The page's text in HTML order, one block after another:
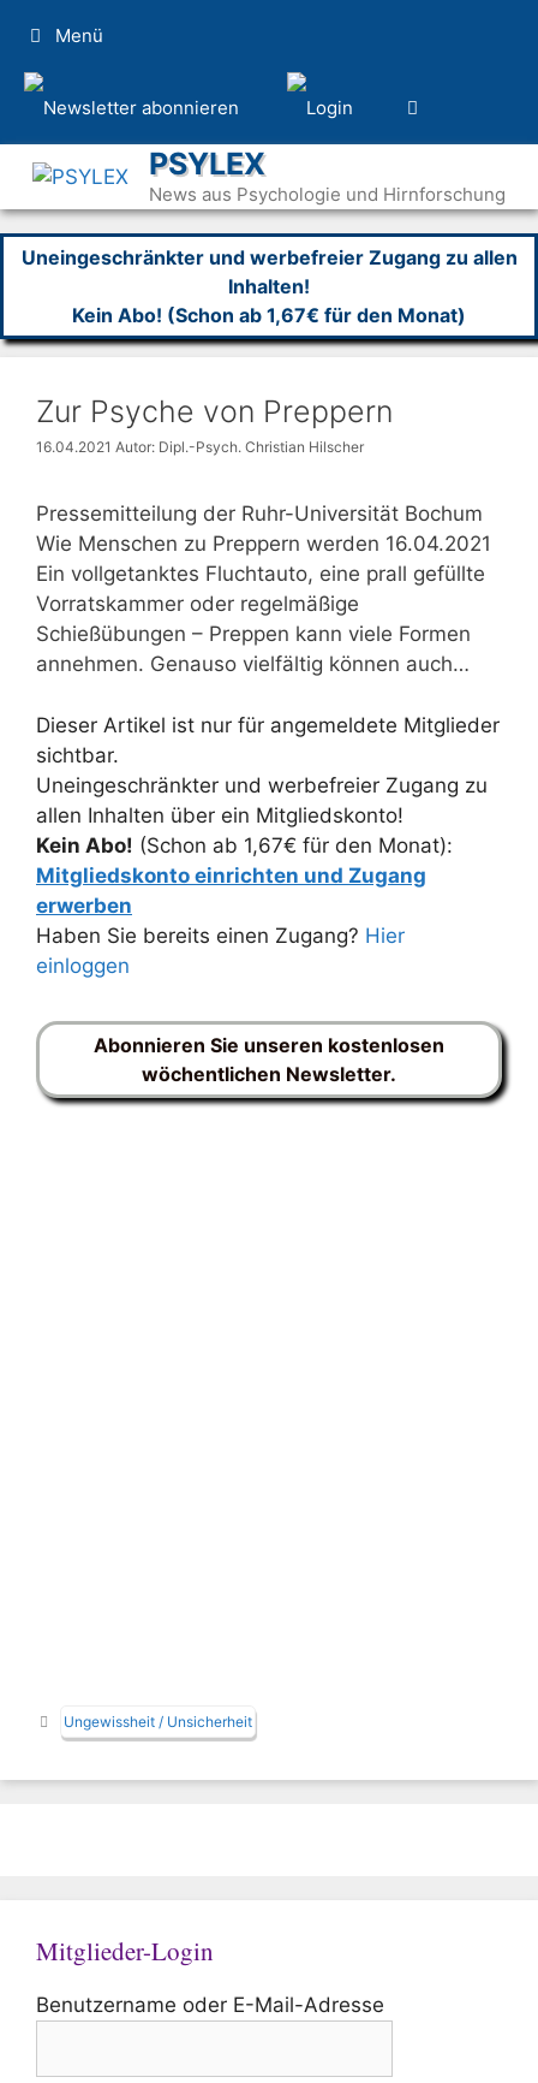
Inhalt
springen
Menü
PSYLEX
News aus Psychologie und Hirnforschung
Uneingeschränkter und werbefreier Zugang zu allen
Inhalten!
Kein Abo! (Schon ab 1,67€ für den Monat)
Zur Psyche von Preppern
16.04.2021 Autor: Dipl.-Psych. Christian Hilscher
Pressemitteilung der Ruhr-Universität Bochum
Wie Menschen zu Preppern werden 16.04.2021
Ein vollgetanktes Fluchtauto, eine prall gefüllte
Vorratskammer oder regelmäßige
Schießübungen – Preppen kann viele Formen
annehmen. Genauso vielfältig können auch…
Dieser Artikel ist nur für angemeldete Mitglieder
sichtbar.
Uneingeschränkter und werbefreier Zugang zu
allen Inhalten über ein Mitgliedskonto!
Kein Abo! (Schon ab 1,67€ für den Monat):
Mitgliedskonto einrichten und Zugang
erwerben
Haben Sie bereits einen Zugang? Hier
einloggen
Abonnieren Sie unseren kostenlosen
wöchentlichen Newsletter.
Schlagwörter
Ungewissheit / Unsicherheit
Mitglieder-Login
Benutzername oder E-Mail-Adresse